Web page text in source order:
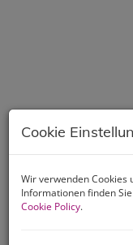
Beschreibung
Cookie
Wir verwenden Cookies
Informationen finden
Cookie Policy.